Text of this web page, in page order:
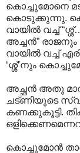
കൊച്ചുമോനെ
കൊടുക്കുന്നു.
വായിൽ വച്ച്
അച്ചൻ”
വായിൽ വച്ച്
‘ശ്ശ്’നും
അച്ഛൻ അതു
ചട്ണിയുടെ
കണക്കുകൂട്ടി.
കൊച്ചുമോൻ